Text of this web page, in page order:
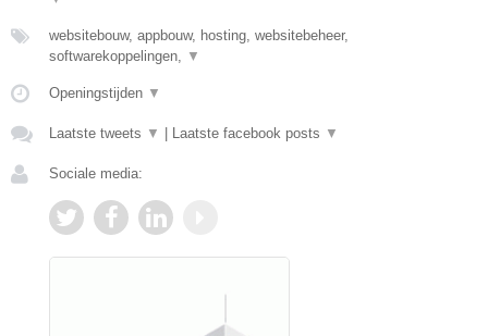
websitebouw, appbouw, hosting, websitebeheer,
softwarekoppelingen,
▼
Openingstijden ▼
Laatste tweets ▼ Laatste facebook posts ▼
Sociale media: